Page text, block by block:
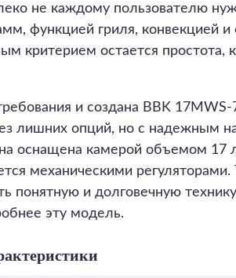
не каждому пользователю
функцией гриля, конвекцией
критерием остается простота,
и создана BBK
лишних опций, но с надежным
оснащена камерой объемом 17
механическими
понятную и долговечную
эту модель.